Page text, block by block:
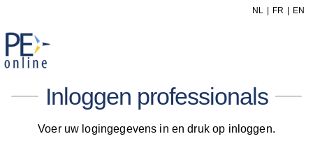
NL FR EN
Inloggen professionals
Voer uw logingegevens in en druk op inloggen.